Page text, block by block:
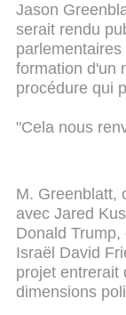
Jason
serait rendu
formation d'un
procédure qui
"Cela nous
M. Greenblatt,
avec Jared
Donald
Israël David
projet entrerait
dimensions